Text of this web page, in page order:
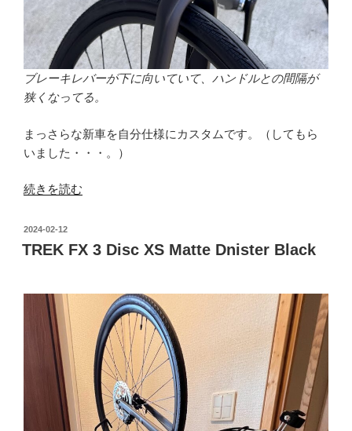
ブレーキレバーが下に向いていて、ハンドルとの間隔が
狭くなってる。
まっさらな新車を自分仕様にカスタムです。（してもら
いました・・・。）
“ブ
ー
キ
続きを読む
投
稿
日:
2024-02-12
TREK FX 3 Disc XS Matte Dnister Black